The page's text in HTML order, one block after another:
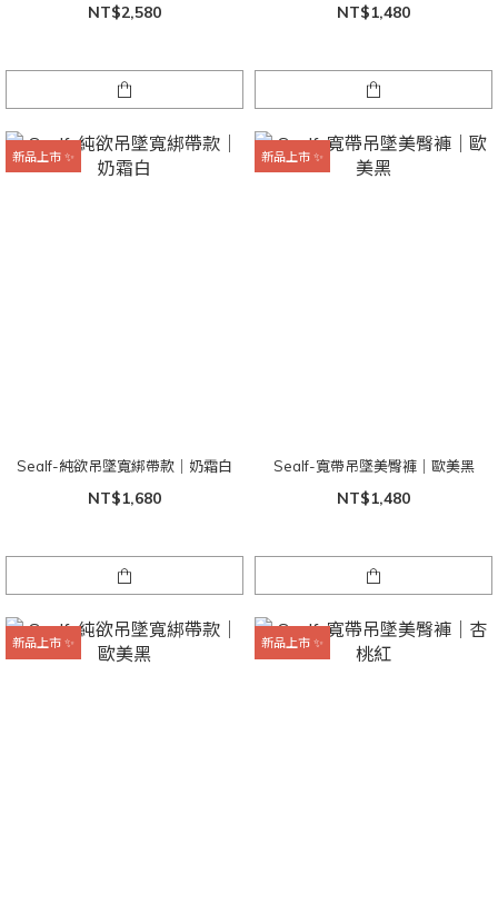
NT$2,580 NT$1,480
新品上市 ✨
Sealf-純欲吊墜寬綁帶款｜奶霜白
NT$1,680
新品上市 ✨
Sealf-寬帶吊墜美臀褲｜歐美黑
NT$1,480
新品上市 ✨ 新品上市 ✨